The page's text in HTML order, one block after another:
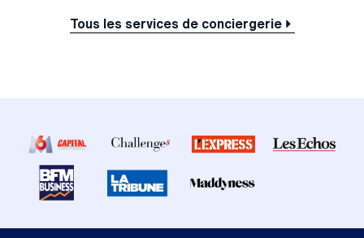
Tous les services de conciergerie